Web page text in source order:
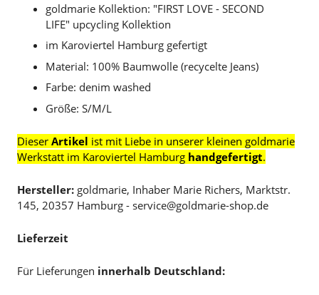
goldmarie Kollektion: "FIRST LOVE - SECOND
LIFE" upcycling Kollektion
im Karoviertel Hamburg gefertigt
Material: 100% Baumwolle (recycelte Jeans)
Farbe: denim washed
Größe: S/M/L
Dieser Artikel ist mit Liebe in unserer kleinen goldmarie
Werkstatt im Karoviertel Hamburg handgefertigt.
Hersteller: goldmarie, Inhaber Marie Richers, Marktstr.
145, 20357 Hamburg - service@goldmarie-shop.de
Lieferzeit
Für Lieferungen innerhalb Deutschland: